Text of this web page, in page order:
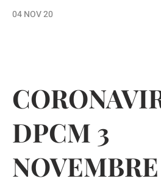
04 NOV 20
DPCM 3